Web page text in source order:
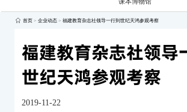
首页> 企业动态> 福建教育杂志社领导一行到世纪天鸿参观考察
福建教育杂志社领导
世纪天鸿参观考察
2019-11-22